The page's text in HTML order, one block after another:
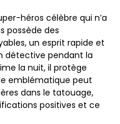
héros célèbre qui n’a
possède des
un esprit rapide et
détective pendant la
la nuit, il protège
emblématique peut
dans le tatouage,
positives et ce